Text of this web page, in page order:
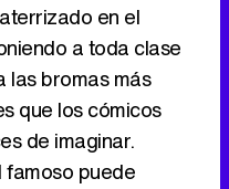
en el
a toda clase
las bromas más
que los cómicos
de imaginar.
puede